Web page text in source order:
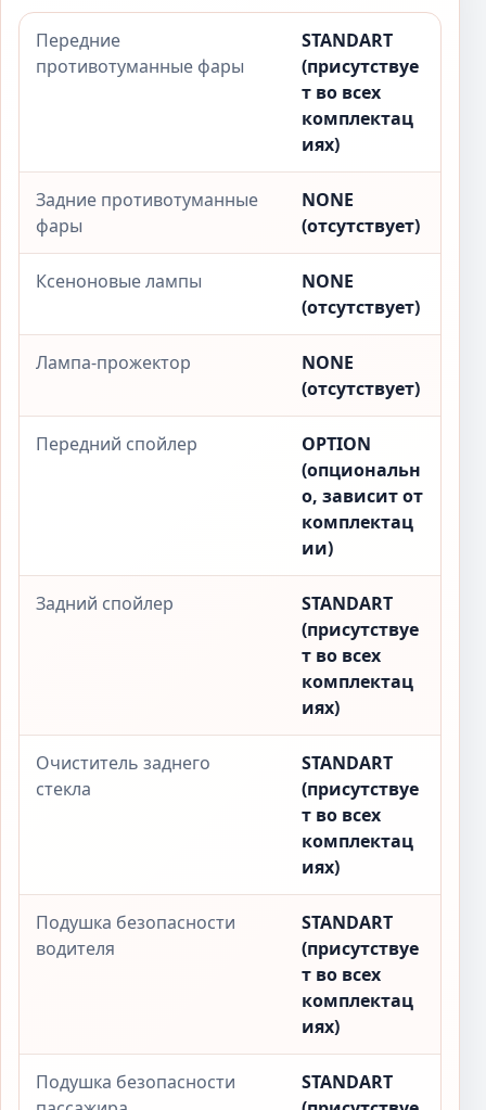
Передние
противотуманные фары
STANDART
(присутствуе
т во всех
комплектац
иях)
Задние противотуманные
фары
NONE
(отсутствует)
Ксеноновые лампы
NONE
(отсутствует)
Лампа-прожектор
NONE
(отсутствует)
Передний спойлер
OPTION
(опциональн
о, зависит от
комплектац
ии)
Задний спойлер
STANDART
(присутствуе
т во всех
комплектац
иях)
Очиститель заднего
стекла
STANDART
(присутствуе
т во всех
комплектац
иях)
Подушка безопасности
водителя
STANDART
(присутствуе
т во всех
комплектац
иях)
Подушка безопасности
STANDART